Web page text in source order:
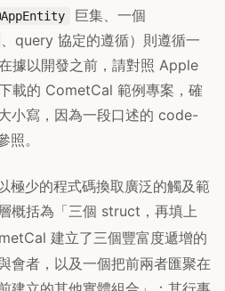
巨集、一個
、query 協定的遵循）則遵循一
據以開發之前，請對照 Apple
載的 CometCal 範例專案，確
小寫，因為一段口述的 code-
。
極少的程式碼換取廣泛的觸及範
概括為「三個 struct，再填上
建立了三個豐富度遞增的
會者，以及一個把前兩者匯聚在